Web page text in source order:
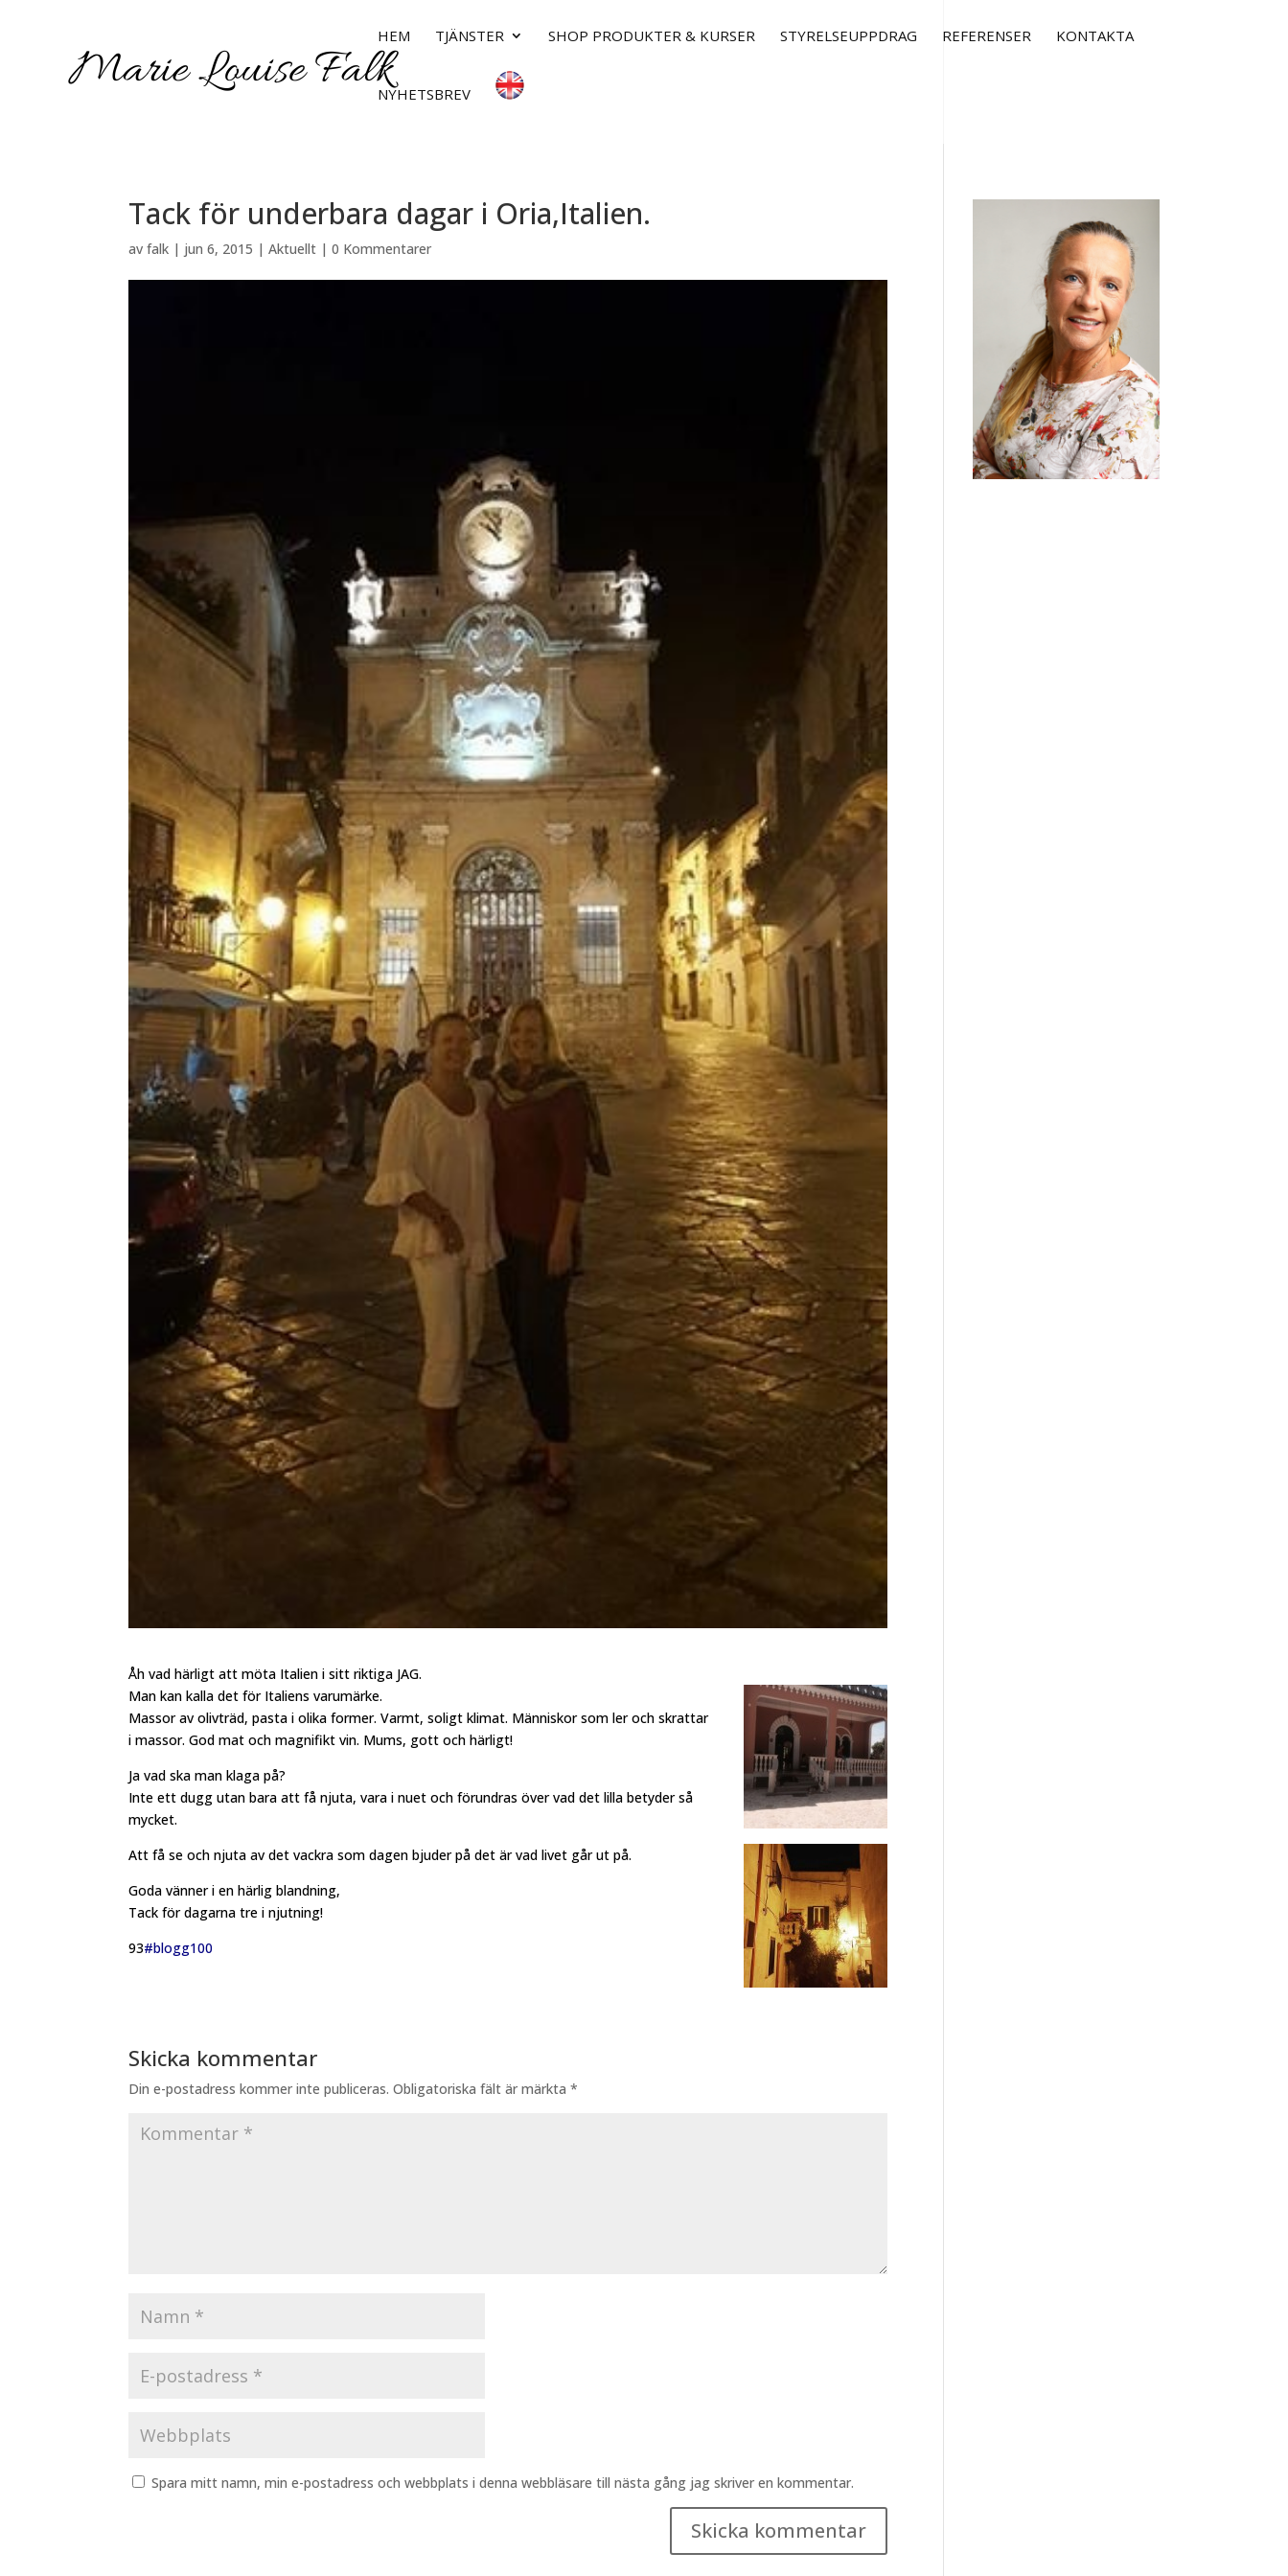
HEM TJÄNSTER SHOP PRODUKTER & KURSER STYRELSEUPPDRAG REFERENSER KONTAKTA
NYHETSBREV
Tack för underbara dagar i Oria,Italien.
avfalk | jun 6, 2015 |Aktuellt |0 Kommentarer
Åh vad härligt att möta Italien i sitt riktiga JAG.
Man kan kalla det för Italiens varumärke.
Massor av olivträd, pasta i olika former. Varmt, soligt klimat. Människor som ler och skrattar
i massor. God mat och magnifikt vin. Mums, gott och härligt!
Ja vad ska man klaga på?
Inte ett dugg utan bara att få njuta, vara i nuet och förundras över vad det lilla betyder så
mycket.
Att få se och njuta av det vackra som dagen bjuder på det är vad livet går ut på.
Goda vänner i en härlig blandning,
Tack för dagarna tre i njutning!
93#blogg100
Skicka kommentar
Din e-postadress kommer inte publiceras. Obligatoriska fält är märkta*
Spara mitt namn, min e-postadress och webbplats i denna webbläsare till nästa gång jag skriver en kommentar.